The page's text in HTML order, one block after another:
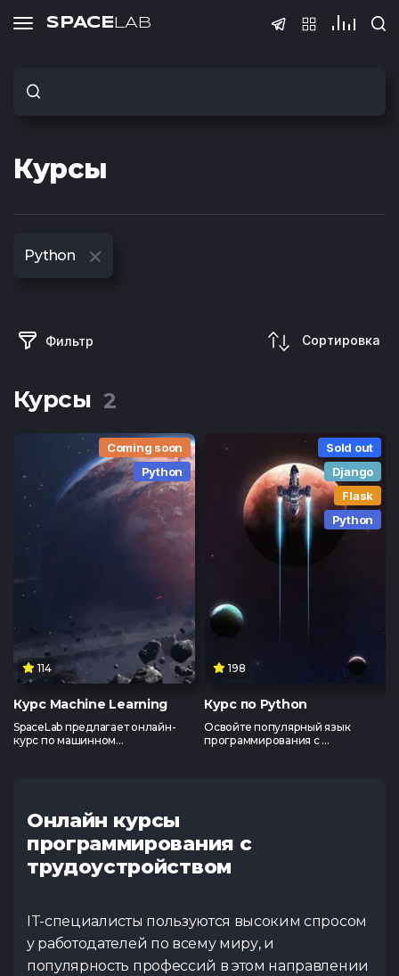
(основы)
Тест по
SPACE LAB
Курсы
Python
Сортировка
Фильтр
Курсы 2
114
Coming soon
Python
Курс Machine Learning
SpaceLab предлагает онлайн-
курс по машинном...
198
Sold out
Django
Flask
Python
Курс по Python
Освойте популярный язык
программирования с ...
Онлайн курсы
программирования с
трудоустройством
IT-специалисты пользуются высоким спросом
у работодателей по всему миру, и
популярность профессий в этом направлении